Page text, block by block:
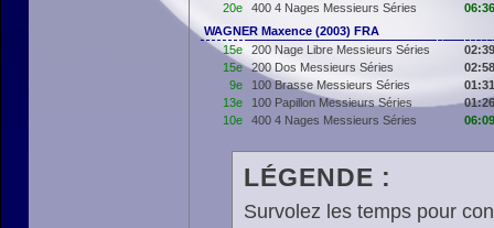
20e
400 4 Nages Messieurs Séries
WAGNER Maxence (2003) FRA
15e
200 Nage Libre Messieurs Séries
15e
200 Dos Messieurs Séries
9e
100 Brasse Messieurs Séries
13e
100 Papillon Messieurs Séries
10e
400 4 Nages Messieurs Séries
LÉGENDE :
Survolez les temps pour